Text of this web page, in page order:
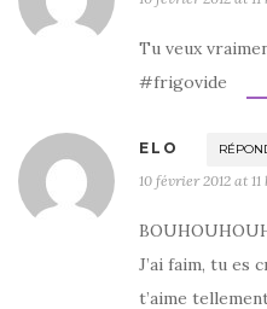
Tu veux
#frigovide
ELO
10 février 2012 at
J’ai faim, tu es
t’aime